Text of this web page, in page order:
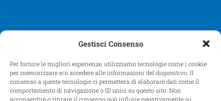
Gestisci Consenso
Per fornire le migliori esperienze, utilizziamo tecnologie come i cookie
per memorizzare e/o accedere alle informazioni del dispositivo. Il
consenso a queste tecnologie ci permetterà di elaborare dati come il
comportamento di navigazione o ID unici su questo sito. Non
acconsentire o ritirare il consenso può influire negativamente su
PROLOCO FORTE SANGALLO – VIALE GIACOMO MATTEOTTI, 31
00048 NETTUNO Roma – P.I. 13039461002